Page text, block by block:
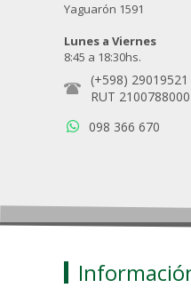
Yaguarón 1591
Lunes a Viernes
8:45 a 18:30hs.
(+598) 29019521
RUT
098 366 670